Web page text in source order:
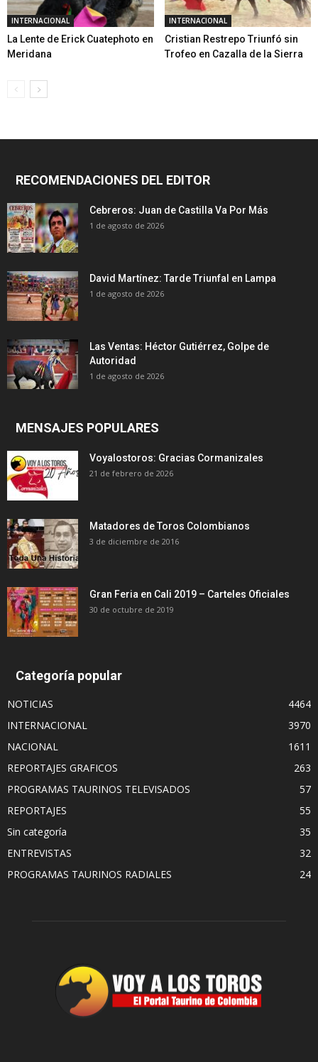
INTERNACIONAL
La Lente de Erick Cuatephoto en
Meridana
INTERNACIONAL
Cristian Restrepo Triunfó sin
Trofeo en Cazalla de la Sierra
RECOMENDACIONES DEL EDITOR
Cebreros: Juan de Castilla Va Por Más
1 de agosto de 2026
David Martínez: Tarde Triunfal en Lampa
1 de agosto de 2026
Las Ventas: Héctor Gutiérrez, Golpe de
Autoridad
1 de agosto de 2026
MENSAJES POPULARES
Voyalostoros: Gracias Cormanizales
21 de febrero de 2026
Matadores de Toros Colombianos
3 de diciembre de 2016
Gran Feria en Cali 2019 – Carteles Oficiales
30 de octubre de 2019
Categoría popular
NOTICIAS
4464
INTERNACIONAL
3970
NACIONAL
1611
REPORTAJES GRAFICOS
263
PROGRAMAS TAURINOS TELEVISADOS
57
REPORTAJES
55
Sin categoría
35
ENTREVISTAS
32
PROGRAMAS TAURINOS RADIALES
24